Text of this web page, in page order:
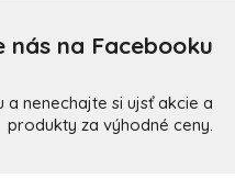
nás na Facebooku
a nenechajte si ujsť akcie a
produkty za výhodné ceny.